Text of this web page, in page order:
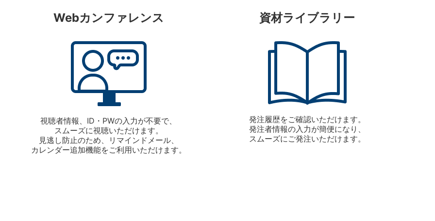
Webカンファレンス
視聴者情報、ID・PWの入力が不要で、
スムーズに視聴いただけます。
見逃し防止のため、リマインドメール、
カレンダー追加機能をご利用いただけます。
資材ライブラリー
発注履歴をご確認いただけます。
発注者情報の入力が簡便になり、
スムーズにご発注いただけます。